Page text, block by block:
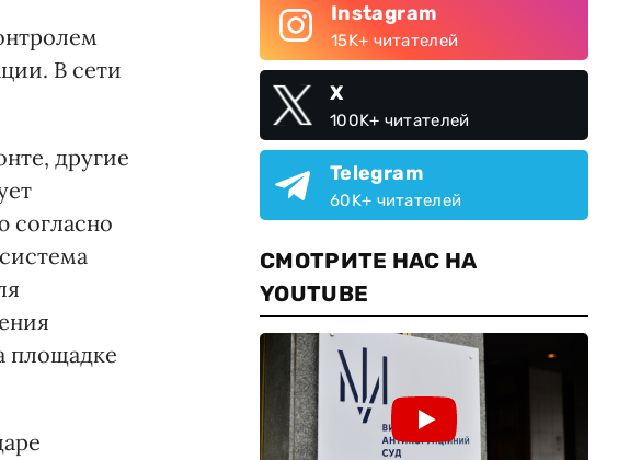
В сети
другие
согласно
площадке
Instagram
15K+ читателей
X
100K+ читателей
Telegram
60K+ читателей
СМОТРИТЕ НАС НА
YOUTUBE